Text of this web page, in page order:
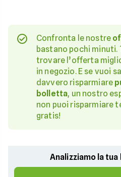
Confronta le nostre
bastano pochi minuti.
trovare l’offerta
in negozio. E se vuoi
davvero risparmiare
bolletta, un nostro
non puoi risparmiare
gratis!
Analizziamo la